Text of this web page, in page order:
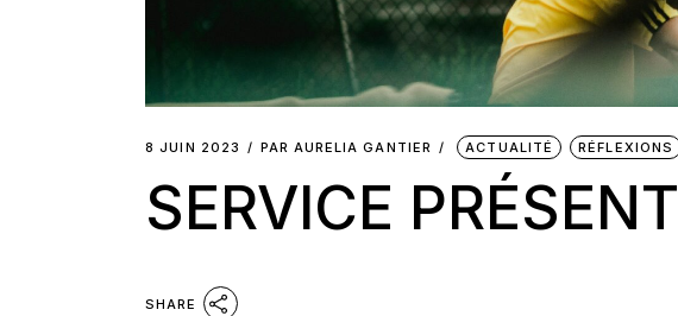
8 JUIN 2023 PAR AURELIA GANTIER ACTUALITÉ RÉFLEXIONS
SERVICE PRÉSENT
SHARE